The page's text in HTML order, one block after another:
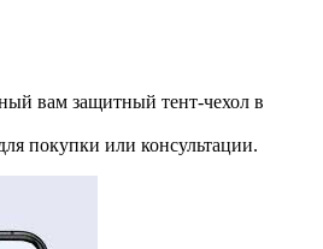
вам защитный тент-чехол в
покупки или консультации.